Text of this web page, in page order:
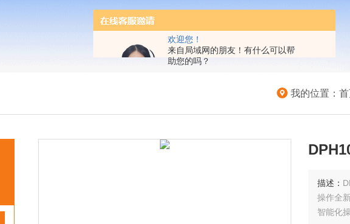
欢迎您！
来自局域网的朋友！有什么可以帮
助您的吗？
我的位置：
描述：
操作全
智能化